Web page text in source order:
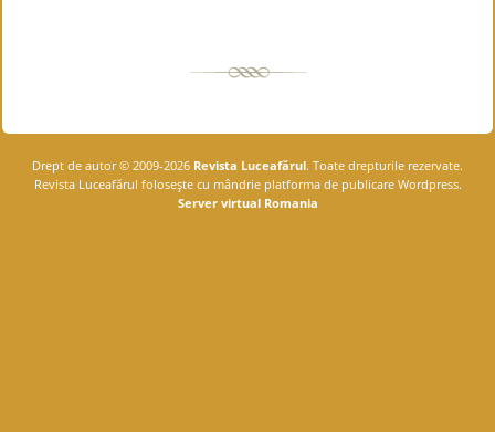
Drept de autor © 2009-2026 Revista Luceafărul. Toate drepturile rezervate.
Revista Luceafărul foloseşte cu mândrie platforma de publicare Wordpress.
Server virtual Romania